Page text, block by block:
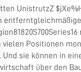
UnistrutzZ
vielen Positionen
Und sie können in
über den